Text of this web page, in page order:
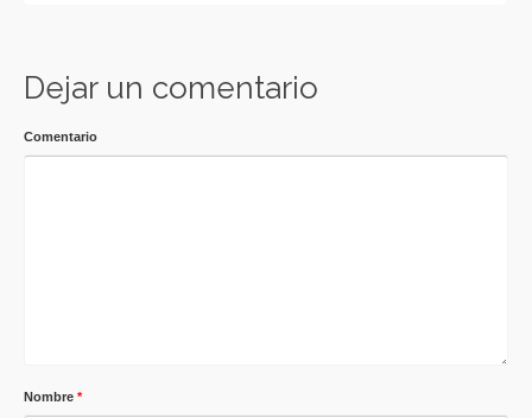
Dejar un comentario
Comentario
Nombre *